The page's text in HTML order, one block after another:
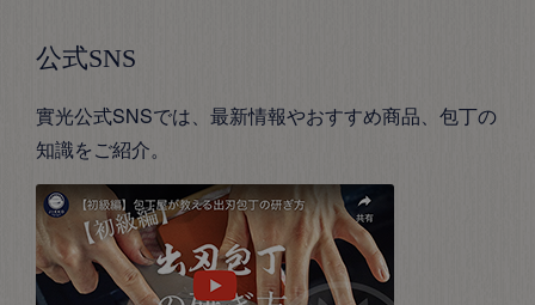
公式SNS
實光公式SNSでは、最新情報やおすすめ商品、包丁の
知識をご紹介。